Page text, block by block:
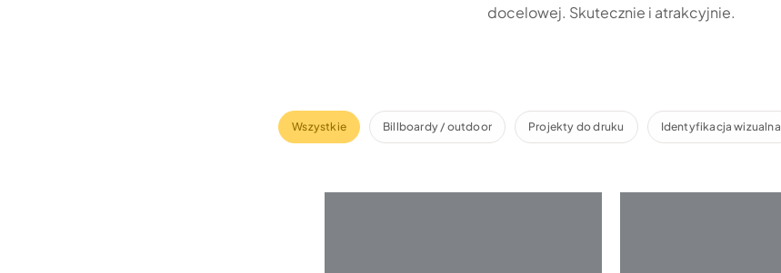
docelowej. Skutecznie i atrakcyjnie.
Wszystkie Billboardy / outdoor Projekty do druku Identyfikacja wizualna